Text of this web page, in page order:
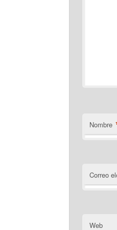
Nombre
Correo
Web